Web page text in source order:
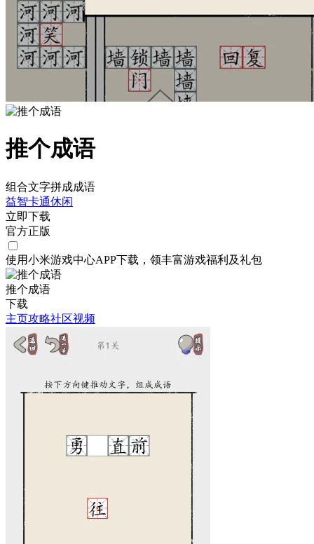
推个成语
组合文字拼成成语
益智卡通休闲
立即下载
官方正版
使用小米游戏中心APP下载 ，领丰富游戏福利 及礼包
推个成语
下载
主页攻略社区视频